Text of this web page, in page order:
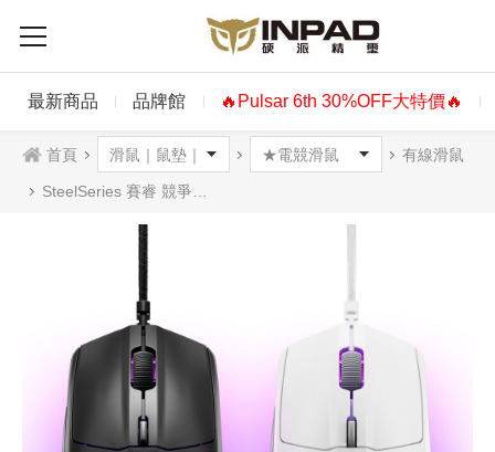
最新商品 品牌館 🔥Pulsar 6th 30%OFF大特價🔥
首頁 有線滑鼠
SteelSeries 賽睿 競爭者 Rival 3 Gen 2 有線電競滑鼠